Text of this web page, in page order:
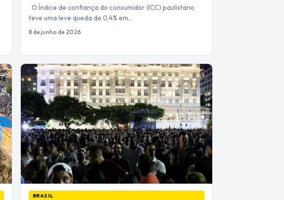
O Índice de confiança do consumidor (ICC) paulistano
teve uma leve queda de 0,4% em…
8 de junho de 2026
BRASIL